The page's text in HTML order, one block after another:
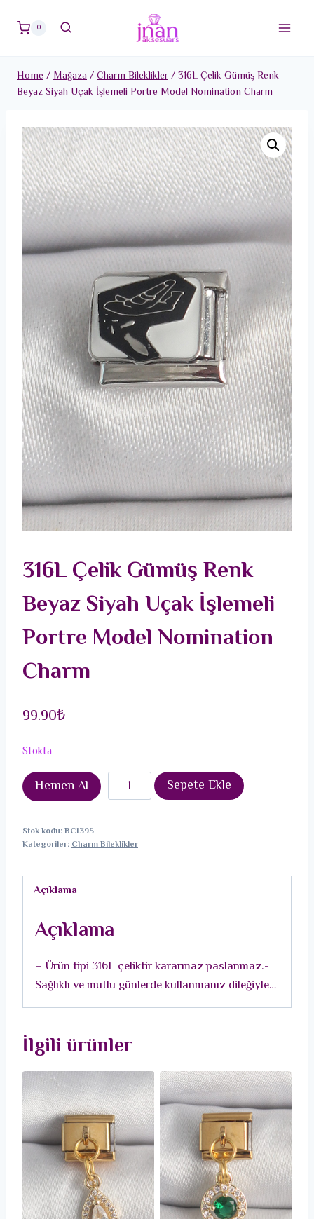
0
Home/Mağaza/Charm Bileklikler/316L Çelik Gümüş Renk
Beyaz Siyah Uçak İşlemeli Portre Model Nomination Charm
316L Çelik Gümüş Renk
Beyaz Siyah Uçak İşlemeli
Portre Model Nomination
Charm
99.90₺
Stokta
Hemen Al
316L
Çelik
Renk
Siyah
Portre
Nomination
Charm
adet
Sepete Ekle
Stok kodu:BC1395
Kategoriler:Charm Bileklikler
Açıklama
Açıklama
– Ürün tipi 316L çeliktir kararmaz paslanmaz.-
Sağlıklı ve mutlu günlerde kullanmanız dileğiyle…
İlgili ürünler